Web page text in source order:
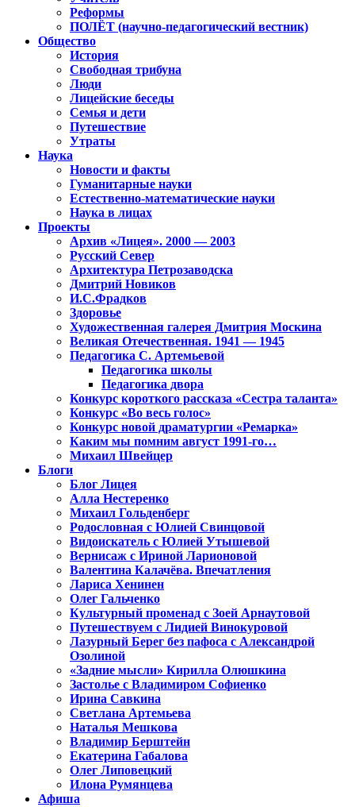
Реформы
ПОЛЁТ (научно-педагогический вестник)
Общество
История
Свободная трибуна
Люди
Лицейские беседы
Семья и дети
Путешествие
Утраты
Наука
Новости и факты
Гуманитарные науки
Естественно-математические науки
Наука в лицах
Проекты
Архив «Лицея». 2000 — 2003
Русский Север
Архитектура Петрозаводска
Дмитрий Новиков
И.С.Фрадков
Здоровье
Художественная галерея Дмитрия Москина
Великая Отечественная. 1941 — 1945
Педагогика С. Артемьевой
Педагогика школы
Педагогика двора
Конкурс короткого рассказа «Сестра таланта»
Конкурс «Во весь голос»
Конкурс новой драматургии «Ремарка»
Каким мы помним август 1991-го…
Михаил Швейцер
Блоги
Блог Лицея
Алла Нестеренко
Михаил Гольденберг
Родословная с Юлией Свинцовой
Видоискатель с Юлией Утышевой
Вернисаж с Ириной Ларионовой
Валентина Калачёва. Впечатления
Лариса Хенинен
Олег Гальченко
Культурный променад с Зоей Арнаутовой
Путешествуем с Лидией Винокуровой
Лазурный Берег без пафоса с Александрой
Озолиной
«Задние мысли» Кирилла Олюшкина
Застолье с Владимиром Софиенко
Ирина Савкина
Светлана Артемьева
Наталья Мешкова
Владимир Берштейн
Екатерина Габалова
Олег Липовецкий
Илона Румянцева
Афиша